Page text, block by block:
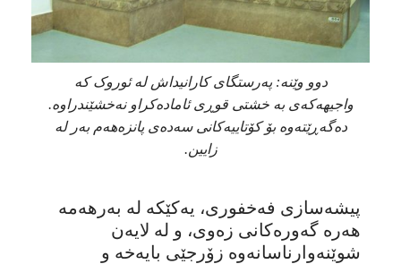
دوو وێنە: پەرستگای کارانیداش لە ئوروک کە
واجیهەکەی بە خشتی قوڕی ئامادەکراو نەخشێندراوە.
دەگەڕێتەوە بۆ کۆتاییەکانی سەدەی پانزەهەم بەر لە
زایین.
پیشەسازی فەخفوری، یەکێکە لە بەرهەمە
هەرە گەورەکانی زەوی، و لە لایەن
شوێنەوارناسانەوە زۆرجێی بایەخە و